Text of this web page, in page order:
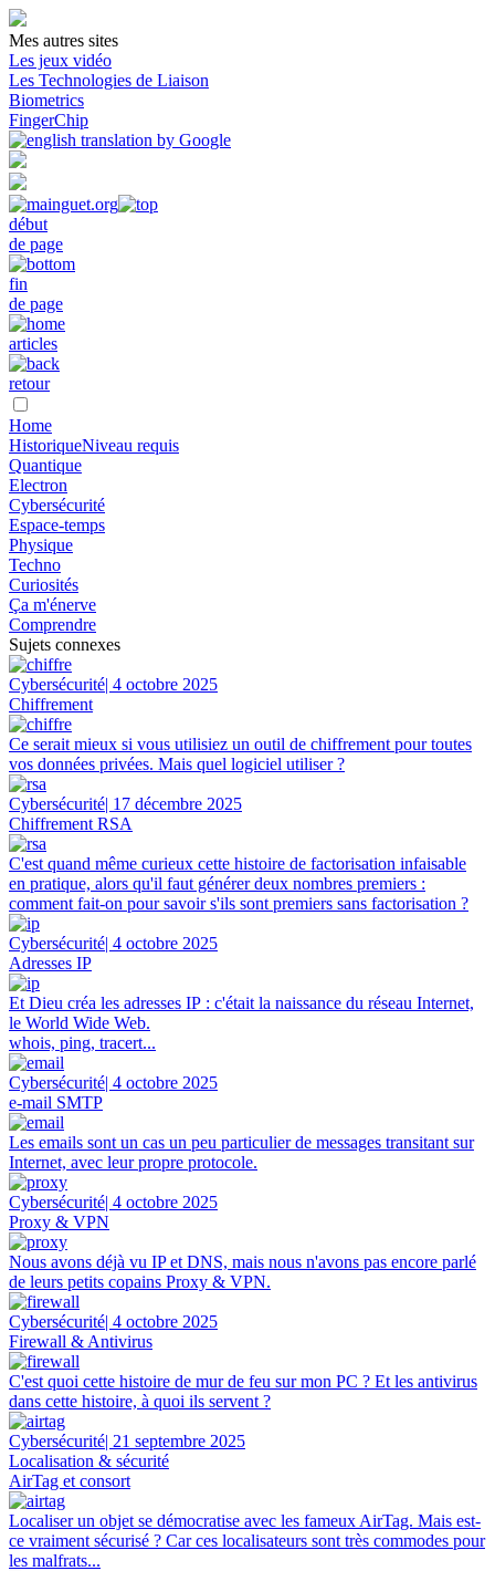
Mes autres sites
Les jeux vidéo
Les Technologies de Liaison
Biometrics
FingerChip
début
de page
fin
de page
articles
retour
Home
HistoriqueNiveau requis
Quantique
Electron
Cybersécurité
Espace-temps
Physique
Techno
Curiosités
Ça m'énerve
Comprendre
Sujets connexes
Cybersécurité| 4 octobre 2025
Chiffrement
Ce serait mieux si vous utilisiez un outil de chiffrement pour toutes
vos données privées. Mais quel logiciel utiliser ?
Cybersécurité| 17 décembre 2025
Chiffrement RSA
C'est quand même curieux cette histoire de factorisation infaisable
en pratique, alors qu'il faut générer deux nombres premiers :
comment fait-on pour savoir s'ils sont premiers sans factorisation ?
Cybersécurité| 4 octobre 2025
Adresses IP
Et Dieu créa les adresses IP : c'était la naissance du réseau Internet,
le World Wide Web.
whois, ping, tracert...
Cybersécurité| 4 octobre 2025
e-mail SMTP
Les emails sont un cas un peu particulier de messages transitant sur
Internet, avec leur propre protocole.
Cybersécurité| 4 octobre 2025
Proxy & VPN
Nous avons déjà vu IP et DNS, mais nous n'avons pas encore parlé
de leurs petits copains Proxy & VPN.
Cybersécurité| 4 octobre 2025
Firewall & Antivirus
C'est quoi cette histoire de mur de feu sur mon PC ? Et les antivirus
dans cette histoire, à quoi ils servent ?
Cybersécurité| 21 septembre 2025
Localisation & sécurité
AirTag et consort
Localiser un objet se démocratise avec les fameux AirTag. Mais est-
ce vraiment sécurisé ? Car ces localisateurs sont très commodes pour
les malfrats...